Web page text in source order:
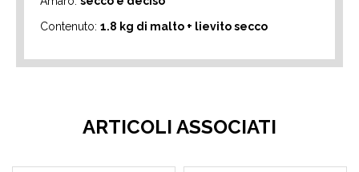
Contenuto: 1.8 kg di malto + lievito secco
ARTICOLI ASSOCIATI